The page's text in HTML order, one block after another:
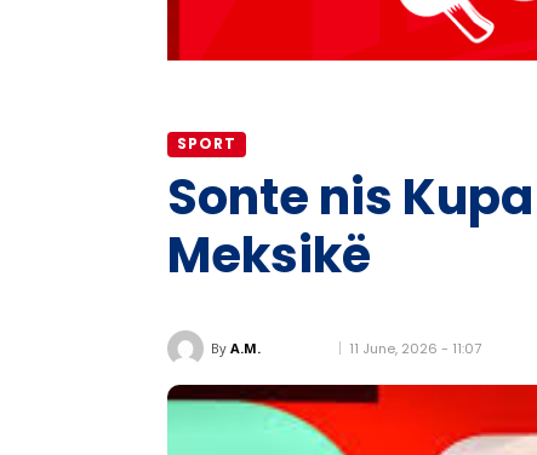
SPORT
Sonte nis
Meksikë
By A.M. 11 June, 2026 - 11:07